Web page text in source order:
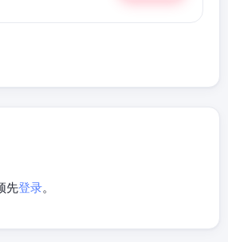
先登录。